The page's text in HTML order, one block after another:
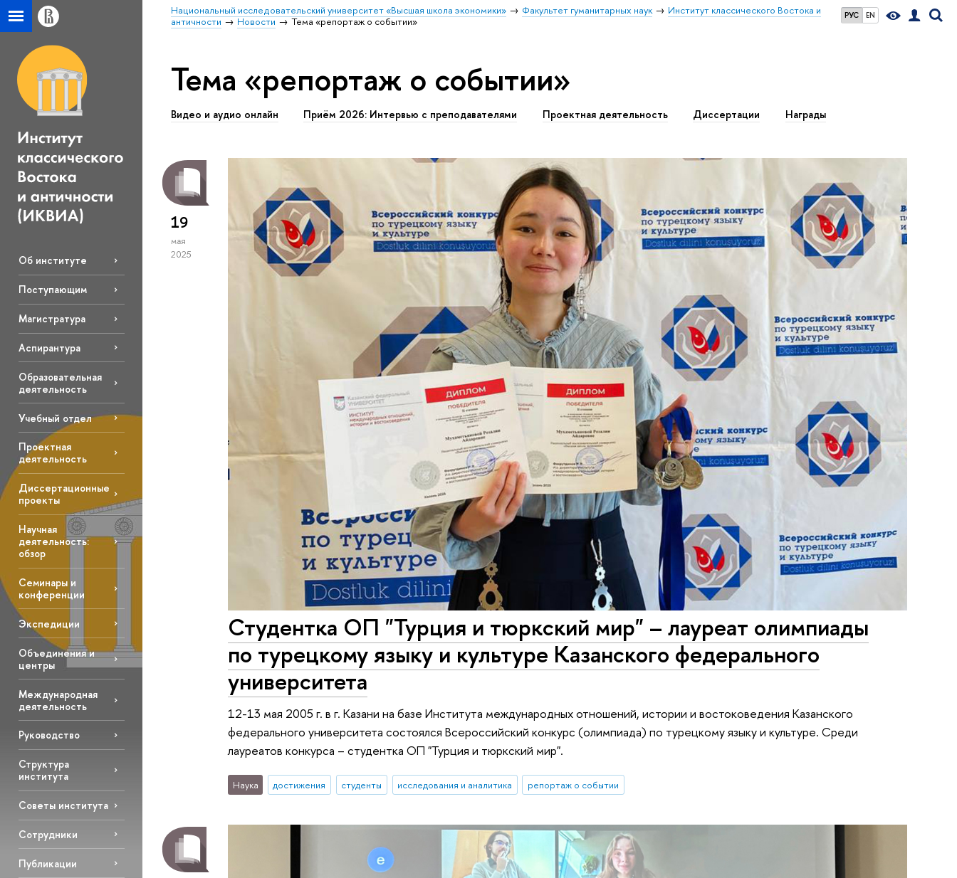
РУС EN
Национальный исследовательский университет «Высшая школа экономики» Факультет гуманитарных наук
Институт классического Востока и
античности
Новости Тема «репортаж о событии»
Об институте
Поступающим
Магистратура
Аспирантура
Образовательная
деятельность
Учебный отдел
Проектная
деятельность
Диссертационные
проекты
Научная
деятельность:
обзор
Семинары и
конференции
Экспедиции
Объединения и
центры
Международная
деятельность
Руководство
Структура
института
Советы института
Сотрудники
Публикации
Тема «репортаж о событии»
Видео и аудио онлайн Приём 2026: Интервью с преподавателями Проектная деятельность Диссертации Награды
19
мая
2025
Студентка ОП "Турция и тюркский мир" – лауреат олимпиады
по турецкому языку и культуре Казанского федерального
университета
12-13 мая 2005 г. в г. Казани на базе Института международных отношений, истории и востоковедения Казанского
федерального университета состоялся Всероссийский конкурс (олимпиада) по турецкому языку и культуре. Среди
лауреатов конкурса – студентка ОП "Турция и тюркский мир".
Наука достижения студенты исследования и аналитика репортаж о событии